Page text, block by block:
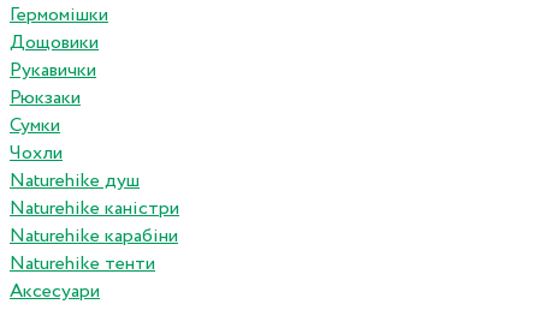
Гермомішки
Дощовики
Рукавички
Рюкзаки
Сумки
Чохли
Naturehike душ
Naturehike каністри
Naturehike карабіни
Naturehike тенти
Аксесуари